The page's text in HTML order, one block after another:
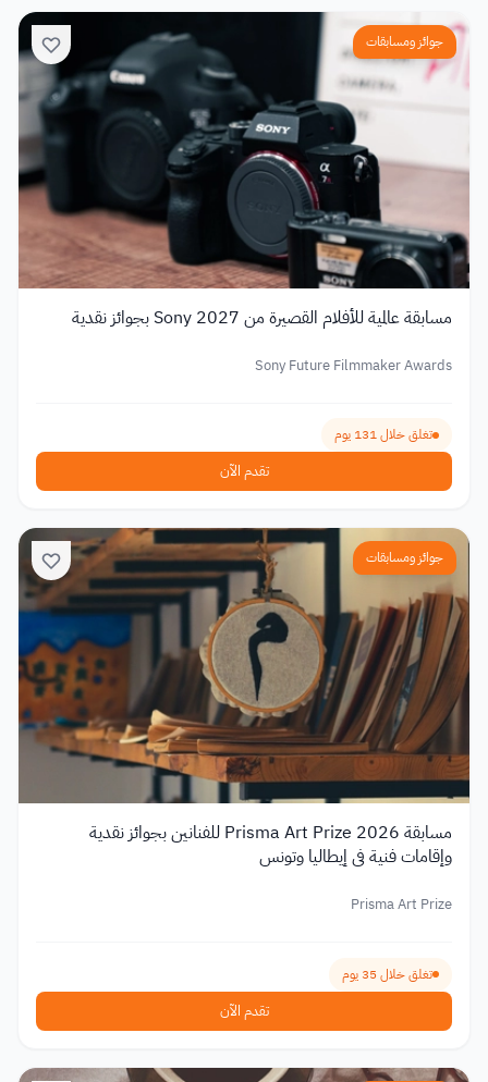
جوائز ومسابقات
مسابقة عالمية للأفلام القصيرة من Sony 2027 بجوائز نقدية
Sony Future Filmmaker Awards
تغلق خلال 131 يوم
تقدم الآن
جوائز ومسابقات
مسابقة Prisma Art Prize 2026 للفنانين بجوائز نقدية
وإقامات فنية في إيطاليا وتونس
Prisma Art Prize
تغلق خلال 35 يوم
تقدم الآن